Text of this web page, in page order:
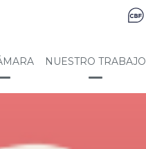
NUESTRO TRABAJO